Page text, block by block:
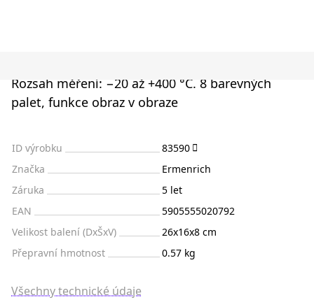
Rozsah měření: −20 až +400 °C. 8 barevných
palet, funkce obraz v obraze
ID výrobku
83590
Značka
Ermenrich
Záruka
5 let
EAN
5905555020792
Velikost balení (DxŠxV)
26x16x8 cm
Přepravní hmotnost
0.57 kg
Všechny technické údaje